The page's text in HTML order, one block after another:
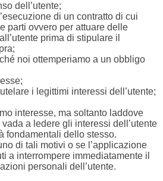
dell’utente;
di un contratto di cui
parti ovvero per attuare delle
prima di stipulare il
noi ottemperiamo a un obbligo
i legittimi interessi dell’utente;
interesse, ma soltanto laddove
a ledere gli interessi dell’utente
fondamentali dello stesso.
di tali motivi o se l’applicazione
a interrompere immediatamente il
personali dell’utente.